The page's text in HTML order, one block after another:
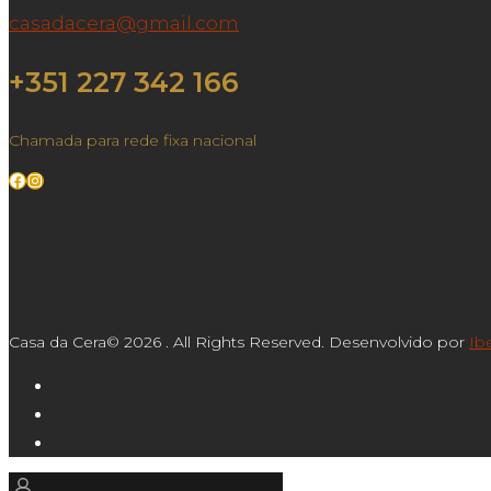
casadacera@gmail.com
+351 227 342 166
Chamada para rede fixa nacional
Facebook
Instagram
Casa da Cera© 2026 . All Rights Reserved. Desenvolvido por